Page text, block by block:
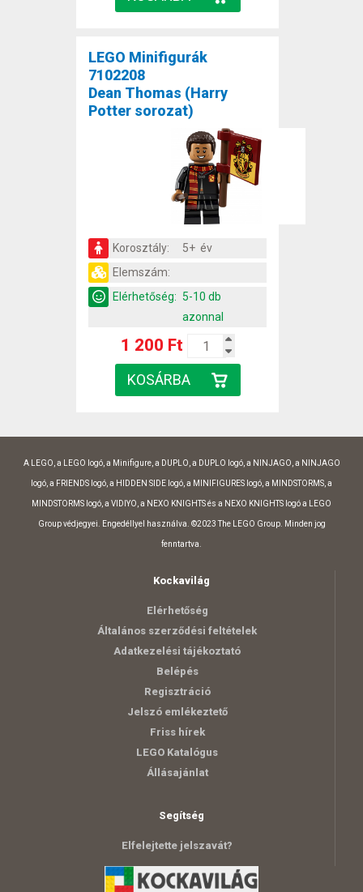
LEGO Minifigurák
7102208
Dean Thomas (Harry
Potter sorozat)
Korosztály:
5+ év
Elemszám:
Elérhetőség: 5-10 db
azonnal
1 200 Ft
A LEGO, a LEGO logó, a Minifigure, a DUPLO, a DUPLO logó, a NINJAGO, a NINJAGO
logó, a FRIENDS logó, a HIDDEN SIDE logó, a MINIFIGURES logó, a MINDSTORMS, a
MINDSTORMS logó, a VIDIYO, a NEXO KNIGHTS és a NEXO KNIGHTS logó a LEGO
Group védjegyei. Engedéllyel használva. ©2023 The LEGO Group. Minden jog
fenntartva.
Kockavilág
Elérhetőség
Általános szerződési feltételek
Adatkezelési tájékoztató
Belépés
Regisztráció
Jelszó emlékeztető
Friss hírek
LEGO Katalógus
Állásajánlat
Segítség
Elfelejtette jelszavát?